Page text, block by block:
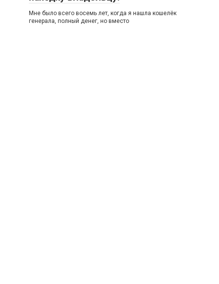
Мне было всего восемь лет, когда я нашла кошелёк
генерала, полный денег, но вместо